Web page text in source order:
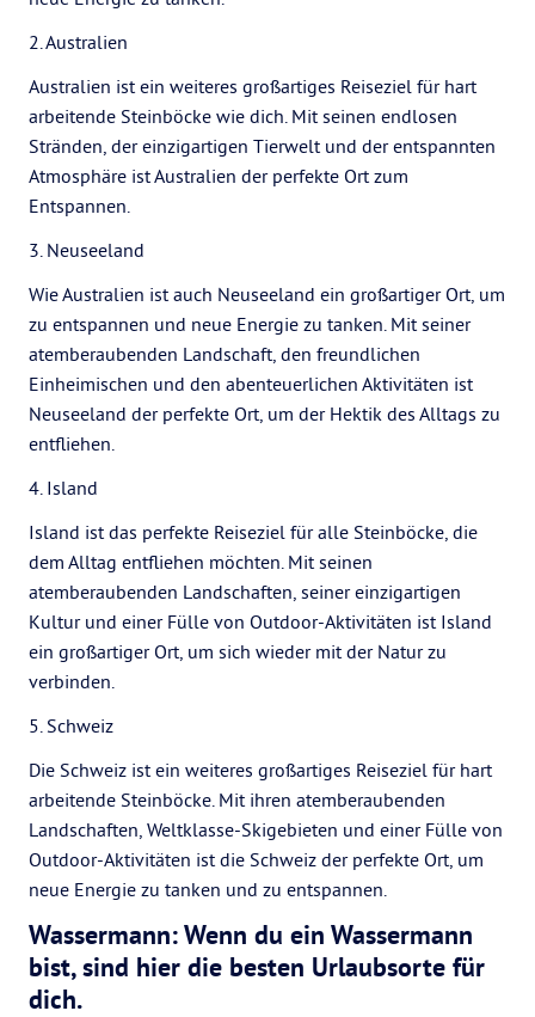
2. Australien
Australien ist ein weiteres großartiges Reiseziel für hart
arbeitende Steinböcke wie dich. Mit seinen endlosen
Stränden, der einzigartigen Tierwelt und der entspannten
Atmosphäre ist Australien der perfekte Ort zum
Entspannen.
3. Neuseeland
Wie Australien ist auch Neuseeland ein großartiger Ort, um
zu entspannen und neue Energie zu tanken. Mit seiner
atemberaubenden Landschaft, den freundlichen
Einheimischen und den abenteuerlichen Aktivitäten ist
Neuseeland der perfekte Ort, um der Hektik des Alltags zu
entfliehen.
4. Island
Island ist das perfekte Reiseziel für alle Steinböcke, die
dem Alltag entfliehen möchten. Mit seinen
atemberaubenden Landschaften, seiner einzigartigen
Kultur und einer Fülle von Outdoor-Aktivitäten ist Island
ein großartiger Ort, um sich wieder mit der Natur zu
verbinden.
5. Schweiz
Die Schweiz ist ein weiteres großartiges Reiseziel für hart
arbeitende Steinböcke. Mit ihren atemberaubenden
Landschaften, Weltklasse-Skigebieten und einer Fülle von
Outdoor-Aktivitäten ist die Schweiz der perfekte Ort, um
neue Energie zu tanken und zu entspannen.
Wassermann: Wenn du ein Wassermann
bist, sind hier die besten Urlaubsorte für
dich.